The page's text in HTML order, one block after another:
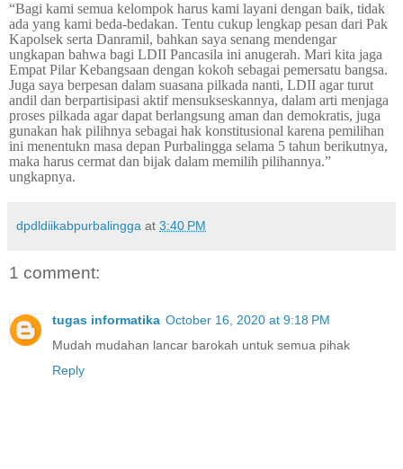
“Bagi kami semua kelompok harus kami layani dengan baik, tidak
ada yang kami beda-bedakan. Tentu cukup lengkap pesan dari Pak
Kapolsek serta Danramil, bahkan saya senang mendengar
ungkapan bahwa bagi LDII Pancasila ini anugerah. Mari kita jaga
Empat Pilar Kebangsaan dengan kokoh sebagai pemersatu bangsa.
Juga saya berpesan dalam suasana pilkada nanti, LDII agar turut
andil dan berpartisipasi aktif mensukseskannya, dalam arti menjaga
proses pilkada agar dapat berlangsung aman dan demokratis, juga
gunakan hak pilihnya sebagai hak konstitusional karena pemilihan
ini menentukn masa depan Purbalingga selama 5 tahun berikutnya,
maka harus cermat dan bijak dalam memilih pilihannya.”
ungkapnya.
dpdldiikabpurbalingga at 3:40 PM
1 comment:
tugas informatika October 16, 2020 at 9:18 PM
Mudah mudahan lancar barokah untuk semua pihak
Reply